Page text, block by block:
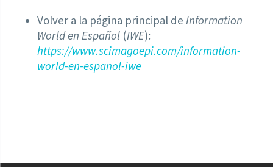
Volver a la página principal de Information
World en Español (IWE):
https://www.scimagoepi.com/information-
world-en-espanol-iwe